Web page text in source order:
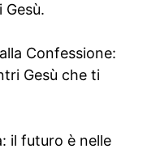
Confessione:
Gesù che ti
il futuro è nelle